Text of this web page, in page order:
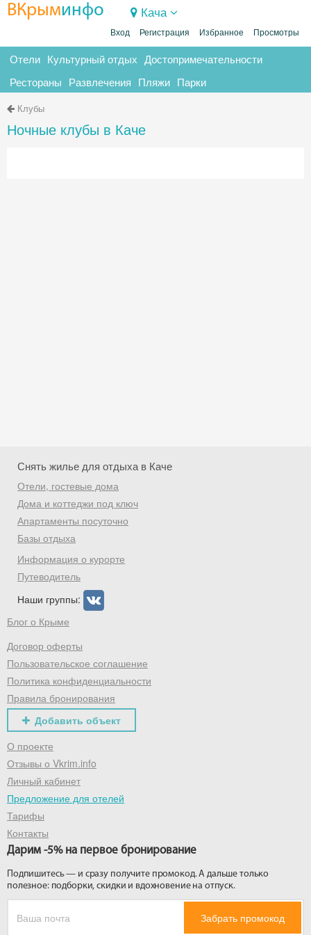
ВКрыминфо Кача
Вход Регистрация Избранное Просмотры
Отели Культурный отдых Достопримечательности
Рестораны Развлечения Пляжи Парки
Клубы
Ночные клубы в Каче
Снять жилье для отдыха в Каче
Отели, гостевые дома
Дома и коттеджи под ключ
Апартаменты посуточно
Базы отдыха
Информация о курорте
Путеводитель
Наши группы:
Блог о Крыме
Договор оферты
Пользовательское соглашение
Политика конфиденциальности
Правила бронирования
Добавить объект
О проекте
Отзывы о Vkrim.info
Личный кабинет
Предложение для отелей
Тарифы
Контакты
Дарим -5% на первое бронирование
Подпишитесь — и сразу получите промокод. А дальше только
полезное: подборки, скидки и вдохновение на отпуск.
Забрать промокод
Скидка −5%
Хочешь дешевле? Оставь почту и получи
промокод на первое бронирование!